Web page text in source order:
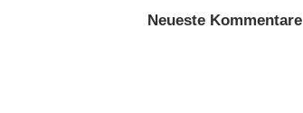
Neueste Kommentare